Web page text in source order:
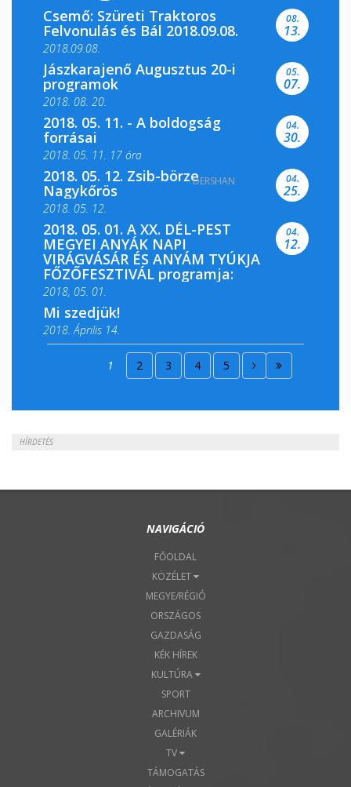
Csemő: Szüreti Traktoros
Felvonulás és Bál 2018.09.08.
2018.09.08.
08.
13.
Jászkarajenő Augusztus 20-i
programok
2018. 08. 20.
05.
07.
2018. 05. 11. - A boldogság
forrásai
2018. 05. 11. 17 óra
2018. 05. 11. 19 óra
04.
30.
2018. 05. 12. Zsib-börze
Nagykőrös
2018. 05. 12.
04.
25.
2018. 05. 01. A XX. DÉL-PEST
MEGYEI ANYÁK NAPI
VIRÁGVÁSÁR ÉS ANYÁM TYÚKJA
FŐZŐFESZTIVÁL programja:
2018, 05. 01.
04.
12.
Mi szedjük!
2018. Április 14.
2018. Április 15.
1 2 3 4 5
HÍRDETÉS
NAVIGÁCIÓ
FŐOLDAL
KÖZÉLET
MEGYE/RÉGIÓ
ORSZÁGOS
GAZDASÁG
KÉK HÍREK
KULTÚRA
SPORT
ARCHIVUM
GALÉRIÁK
TV
TÁMOGATÁS
DERSHAN